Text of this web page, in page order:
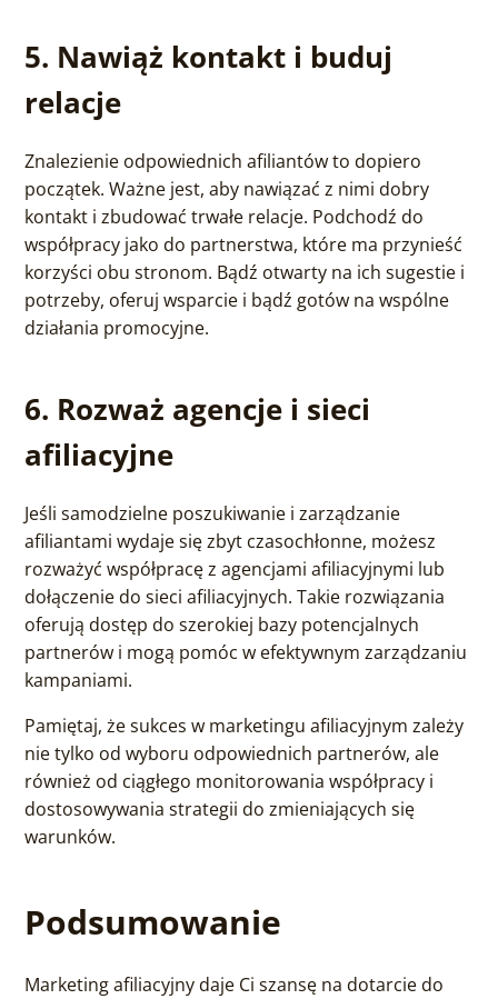
5. Nawiąż kontakt i buduj
relacje
Znalezienie odpowiednich afiliantów to dopiero
początek. Ważne jest, aby nawiązać z nimi dobry
kontakt i zbudować trwałe relacje. Podchodź do
współpracy jako do partnerstwa, które ma przynieść
korzyści obu stronom. Bądź otwarty na ich sugestie i
potrzeby, oferuj wsparcie i bądź gotów na wspólne
działania promocyjne.
6. Rozważ agencje i sieci
afiliacyjne
Jeśli samodzielne poszukiwanie i zarządzanie
afiliantami wydaje się zbyt czasochłonne, możesz
rozważyć współpracę z agencjami afiliacyjnymi lub
dołączenie do sieci afiliacyjnych. Takie rozwiązania
oferują dostęp do szerokiej bazy potencjalnych
partnerów i mogą pomóc w efektywnym zarządzaniu
kampaniami.
Pamiętaj, że sukces w marketingu afiliacyjnym zależy
nie tylko od wyboru odpowiednich partnerów, ale
również od ciągłego monitorowania współpracy i
dostosowywania strategii do zmieniających się
warunków.
Podsumowanie
Marketing afiliacyjny daje Ci szansę na dotarcie do